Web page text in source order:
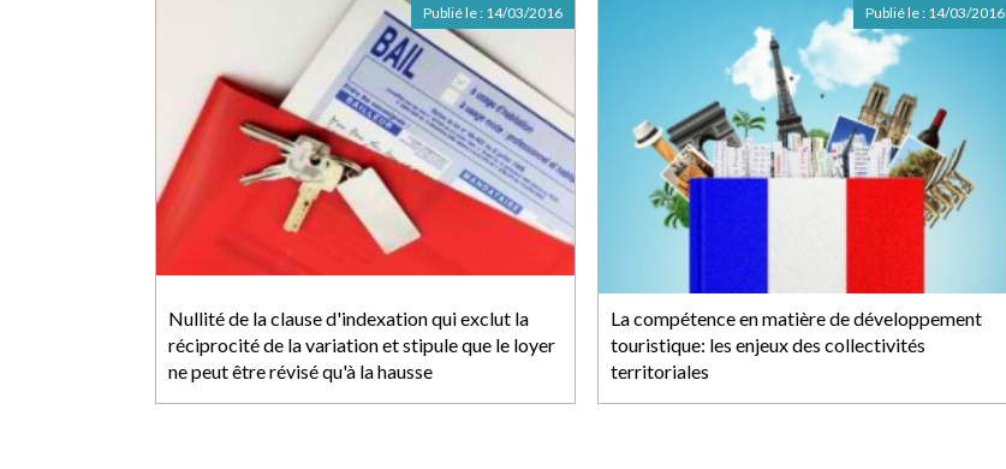
Nullité de la clause d'indexation qui exclut la
réciprocité de la variation et stipule que le loyer
ne peut être révisé qu'à la hausse
Publié le : 14/03/2016
La compétence en matière de développement
touristique: les enjeux des collectivités
territoriales
Publié le : 14/03/2016